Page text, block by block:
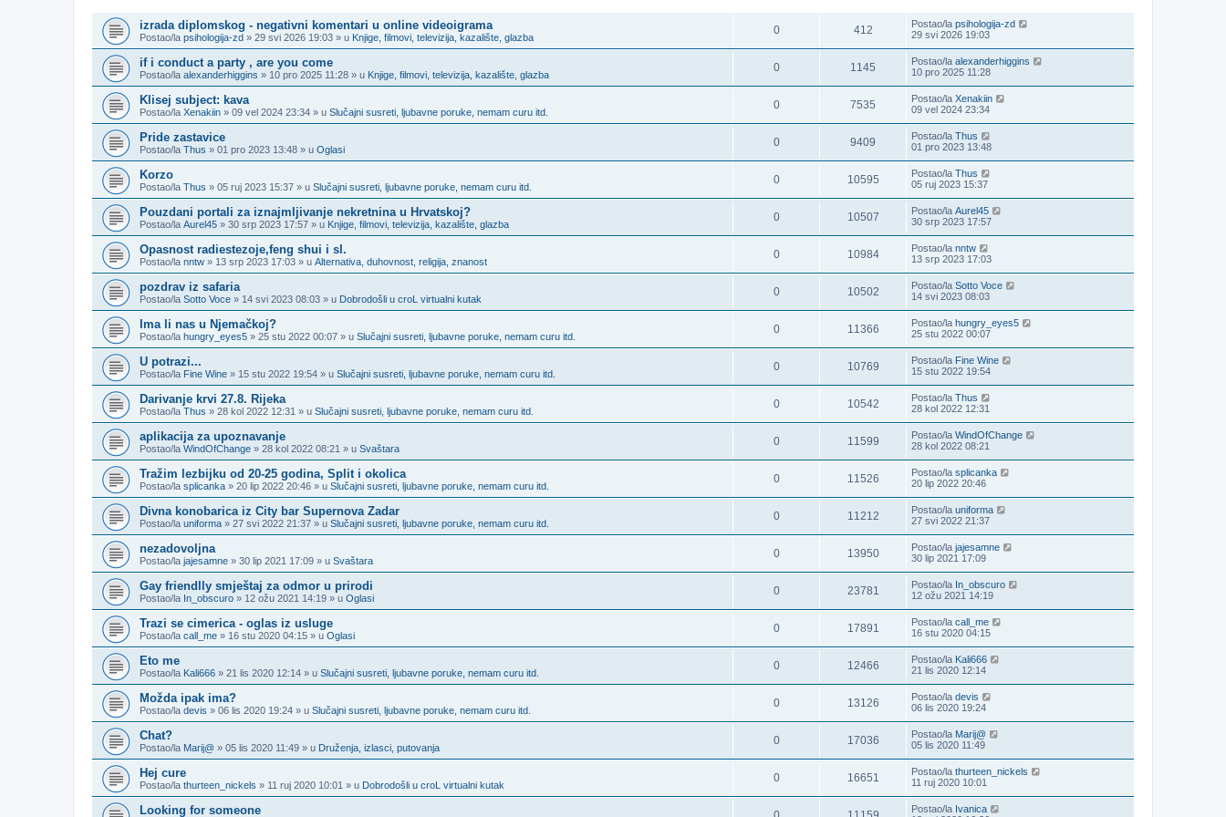
izrada diplomskog - negativni komentari u online videoigrama
Postao/la psihologija-zd » 29 svi 2026 19:03 » u Knjige, filmovi, televizija, kazalište, glazba
0 412 Postao/la psihologija-zd
29 svi 2026 19:03
if i conduct a party , are you come
Postao/la alexanderhiggins » 10 pro 2025 11:28 » u Knjige, filmovi, televizija, kazalište, glazba
0 1145 Postao/la alexanderhiggins
10 pro 2025 11:28
Klisej subject: kava
Postao/la Xenakiin » 09 vel 2024 23:34 » u Slučajni susreti, ljubavne poruke, nemam curu itd.
0 7535 Postao/la Xenakiin
09 vel 2024 23:34
Pride zastavice
Postao/la Thus » 01 pro 2023 13:48 » u Oglasi
0 9409 Postao/la Thus
01 pro 2023 13:48
Korzo
Postao/la Thus » 05 ruj 2023 15:37 » u Slučajni susreti, ljubavne poruke, nemam curu itd.
0 10595 Postao/la Thus
05 ruj 2023 15:37
Pouzdani portali za iznajmljivanje nekretnina u Hrvatskoj?
Postao/la Aurel45 » 30 srp 2023 17:57 » u Knjige, filmovi, televizija, kazalište, glazba
0 10507 Postao/la Aurel45
30 srp 2023 17:57
Opasnost radiestezoje,feng shui i sl.
Postao/la nntw » 13 srp 2023 17:03 » u Alternativa, duhovnost, religija, znanost
0 10984 Postao/la nntw
13 srp 2023 17:03
pozdrav iz safaria
Postao/la Sotto Voce » 14 svi 2023 08:03 » u Dobrodošli u croL virtualni kutak
0 10502 Postao/la Sotto Voce
14 svi 2023 08:03
Ima li nas u Njemačkoj?
Postao/la hungry_eyes5 » 25 stu 2022 00:07 » u Slučajni susreti, ljubavne poruke, nemam curu itd.
0 11366 Postao/la hungry_eyes5
25 stu 2022 00:07
U potrazi...
Postao/la Fine Wine » 15 stu 2022 19:54 » u Slučajni susreti, ljubavne poruke, nemam curu itd.
0 10769 Postao/la Fine Wine
15 stu 2022 19:54
Darivanje krvi 27.8. Rijeka
Postao/la Thus » 28 kol 2022 12:31 » u Slučajni susreti, ljubavne poruke, nemam curu itd.
0 10542 Postao/la Thus
28 kol 2022 12:31
aplikacija za upoznavanje
Postao/la WindOfChange » 28 kol 2022 08:21 » u Svaštara
0 11599 Postao/la WindOfChange
28 kol 2022 08:21
Tražim lezbijku od 20-25 godina, Split i okolica
Postao/la splicanka » 20 lip 2022 20:46 » u Slučajni susreti, ljubavne poruke, nemam curu itd.
0 11526 Postao/la splicanka
20 lip 2022 20:46
Divna konobarica iz City bar Supernova Zadar
Postao/la uniforma » 27 svi 2022 21:37 » u Slučajni susreti, ljubavne poruke, nemam curu itd.
0 11212 Postao/la uniforma
27 svi 2022 21:37
nezadovoljna
Postao/la jajesamne » 30 lip 2021 17:09 » u Svaštara
0 13950 Postao/la jajesamne
30 lip 2021 17:09
Gay friendlly smještaj za odmor u prirodi
Postao/la In_obscuro » 12 ožu 2021 14:19 » u Oglasi
0 23781 Postao/la In_obscuro
12 ožu 2021 14:19
Trazi se cimerica - oglas iz usluge
Postao/la call_me » 16 stu 2020 04:15 » u Oglasi
0 17891 Postao/la call_me
16 stu 2020 04:15
Eto me
Postao/la Kali666 » 21 lis 2020 12:14 » u Slučajni susreti, ljubavne poruke, nemam curu itd.
0 12466 Postao/la Kali666
21 lis 2020 12:14
Možda ipak ima?
Postao/la devis » 06 lis 2020 19:24 » u Slučajni susreti, ljubavne poruke, nemam curu itd.
0 13126 Postao/la devis
06 lis 2020 19:24
Chat?
Postao/la Marij@ » 05 lis 2020 11:49 » u Druženja, izlasci, putovanja
0 17036 Postao/la Marij@
05 lis 2020 11:49
Hej cure
Postao/la thurteen_nickels » 11 ruj 2020 10:01 » u Dobrodošli u croL virtualni kutak
0 16651 Postao/la thurteen_nickels
11 ruj 2020 10:01
Looking for someone Postao/la Ivanica